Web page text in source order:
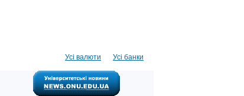
Усі банки
Усі валюти